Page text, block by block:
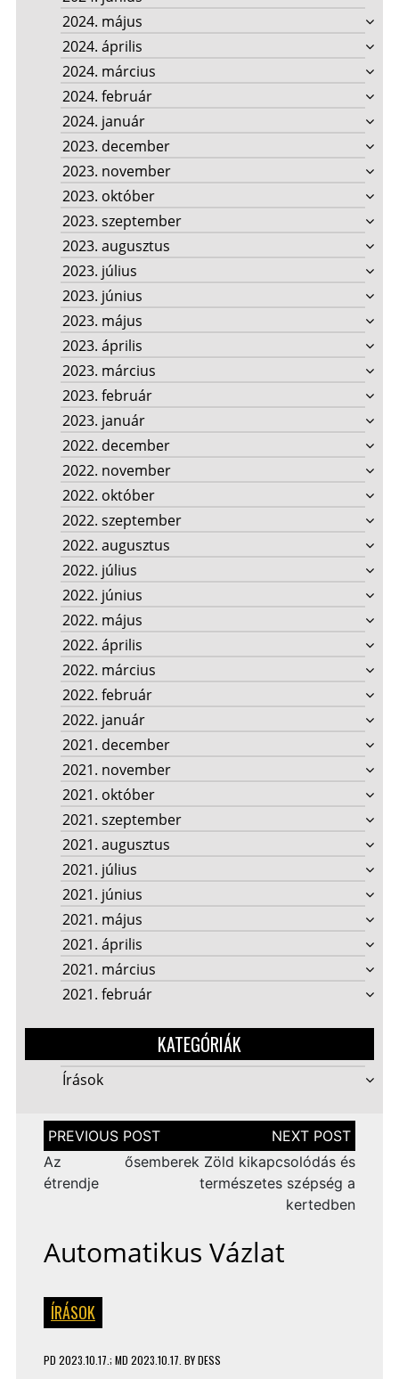
2024. május
2024. április
2024. március
2024. február
2024. január
2023. december
2023. november
2023. október
2023. szeptember
2023. augusztus
2023. július
2023. június
2023. május
2023. április
2023. március
2023. február
2023. január
2022. december
2022. november
2022. október
2022. szeptember
2022. augusztus
2022. július
2022. június
2022. május
2022. április
2022. március
2022. február
2022. január
2021. december
2021. november
2021. október
2021. szeptember
2021. augusztus
2021. július
2021. június
2021. május
2021. április
2021. március
2021. február
KATEGÓRIÁK
Írások
Bejegyzés
navigáció
Az ősemberek
étrendje
Zöld kikapcsolódás és
természetes szépség a
kertedben
Automatikus Vázlat
ÍRÁSOK
PD 2023.10.17. ; MD 2023.10.17. BYDESS